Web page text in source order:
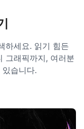
하세요. 읽기 힘든
그래픽까지, 여러분
습니다.